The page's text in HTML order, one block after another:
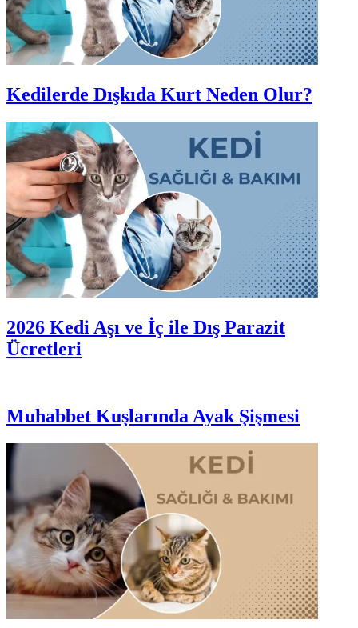
Kedilerde Dışkıda Kurt Neden Olur?
2026 Kedi Aşı ve İç ile Dış Parazit
Ücretleri
Muhabbet Kuşlarında Ayak Şişmesi